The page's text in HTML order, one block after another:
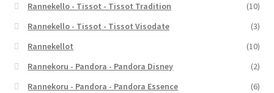
Rannekello - Tissot - Tissot Tradition
(10)
Rannekello - Tissot - Tissot Visodate
(3)
Rannekellot
(10)
Rannekoru - Pandora - Pandora Disney
(2)
Rannekoru - Pandora - Pandora Essence
(6)